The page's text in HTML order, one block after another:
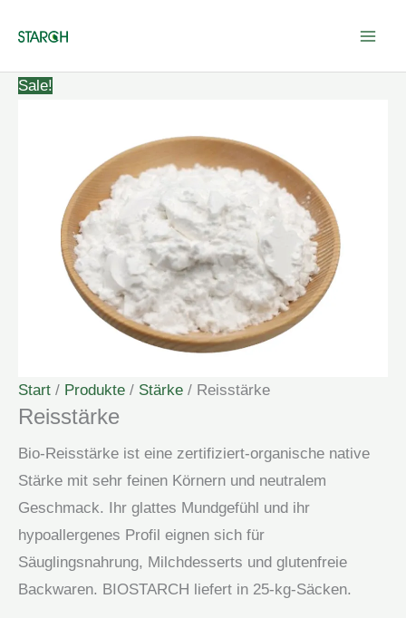
Inhalt
Sale!
Start / Produkte / Stärke / Reisstärke
Reisstärke
Bio-Reisstärke ist eine zertifiziert-organische native
Stärke mit sehr feinen Körnern und neutralem
Geschmack. Ihr glattes Mundgefühl und ihr
hypoallergenes Profil eignen sich für
Säuglingsnahrung, Milchdesserts und glutenfreie
Backwaren. BIOSTARCH liefert in 25-kg-Säcken.